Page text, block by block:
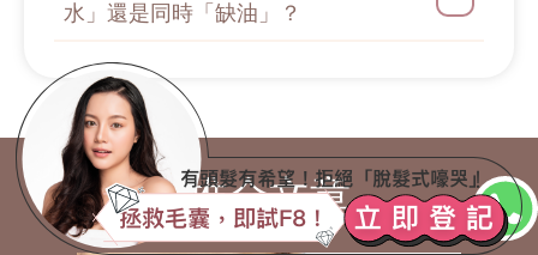
水」還是同時「缺油」？
推介文章